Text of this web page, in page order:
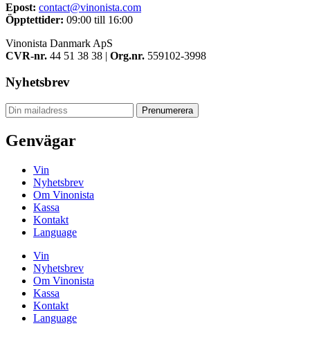
Epost: contact@vinonista.com
Öpptettider: 09:00 till 16:00
Vinonista Danmark ApS
CVR-nr. 44 51 38 38 | Org.nr. 559102-3998
Nyhetsbrev
Genvägar
Vin
Nyhetsbrev
Om Vinonista
Kassa
Kontakt
Language
Vin
Nyhetsbrev
Om Vinonista
Kassa
Kontakt
Language